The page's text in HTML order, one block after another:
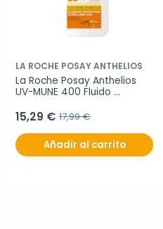
LA ROCHE POSAY ANTHELIOS
La Roche Posay Anthelios
UV-MUNE 400 Fluido
15,29 € 17,99 €
Añadir al carrito